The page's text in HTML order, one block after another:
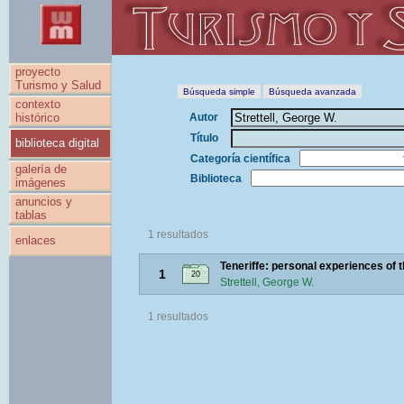
proyecto
Turismo y Salud
contexto
histórico
biblioteca digital
galería de
imágenes
anuncios y
tablas
enlaces
Búsqueda simple Búsqueda avanzada
Autor
Título
Categoría científica
Biblioteca
1 resultados
1 20
Teneriffe: personal experiences of
Strettell, George W.
1 resultados